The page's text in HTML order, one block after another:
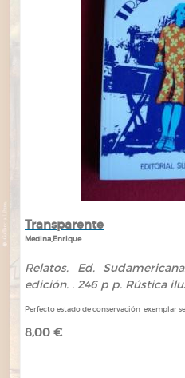
Transparente
Medina,Enrique
Relatos. Ed.
edición. . 246 p p. Rústica
Perfecto estado de conservación, exemplar
8,00 €